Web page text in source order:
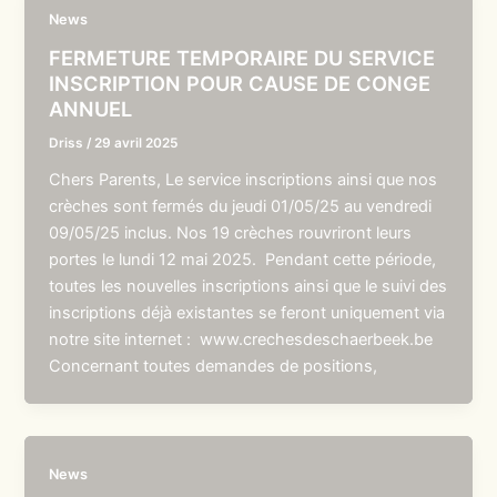
News
FERMETURE TEMPORAIRE DU SERVICE
INSCRIPTION POUR CAUSE DE CONGE
ANNUEL
Driss / 29 avril 2025
Chers Parents, Le service inscriptions ainsi que nos
crèches sont fermés du jeudi 01/05/25 au vendredi
09/05/25 inclus. Nos 19 crèches rouvriront leurs
portes le lundi 12 mai 2025. Pendant cette période,
toutes les nouvelles inscriptions ainsi que le suivi des
inscriptions déjà existantes se feront uniquement via
notre site internet : www.crechesdeschaerbeek.be
Concernant toutes demandes de positions,
News